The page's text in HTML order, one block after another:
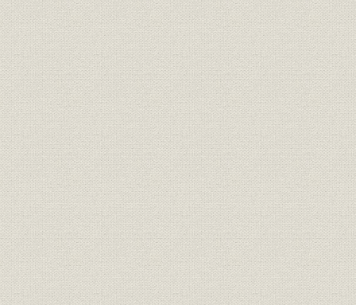
第2 幹線鉄道の効用
第3 鉄道建設への世論
第6節 鉄道政策の確立
第1 経営主体に関する議論
第2 鉄道会計制度の確立
第3 「鉄道敷設法」の公布
第2章 総務
第1節 概説
第1 組織の変遷